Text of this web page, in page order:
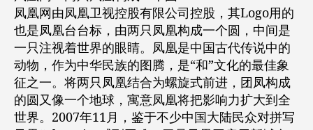
凤凰网由凤凰卫视控股有限公司控股，其Logo用的
也是凤凰台台标，由两只凤凰构成一个圆，中间是
一只注视着世界的眼睛。凤凰是中国古代传说中的
动物，作为中华民族的图腾，是“和”文化的最佳象
征之一。将两只凤凰结合为螺旋式前进，团凤构成
的圆又像一个地球，寓意凤凰将把影响力扩大到全
世界。2007年11月，鉴于不少中国大陆民众对拼写